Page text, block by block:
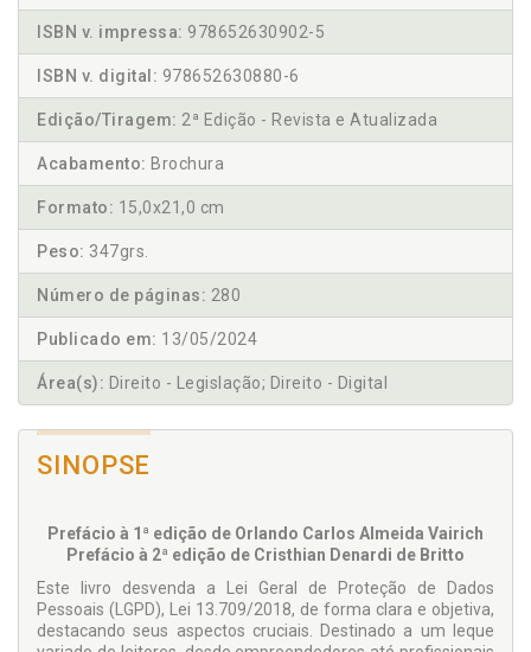
ISBN v. impressa: 978652630902-5
ISBN v. digital: 978652630880-6
Edição/Tiragem: 2ª Edição - Revista e Atualizada
Acabamento: Brochura
Formato: 15,0x21,0 cm
Peso: 347grs.
Número de páginas: 280
Publicado em: 13/05/2024
Área(s): Direito - Legislação; Direito - Digital
SINOPSE
Prefácio à 1ª edição de Orlando Carlos Almeida Vairich
Prefácio à 2ª edição de Cristhian Denardi de Britto
Este livro desvenda a Lei Geral de Proteção de Dados
Pessoais (LGPD), Lei 13.709/2018, de forma clara e objetiva,
destacando seus aspectos cruciais. Destinado a um leque